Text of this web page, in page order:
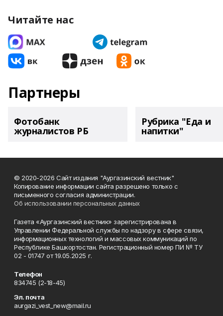
Читайте нас
Партнеры
Фотобанк
журналистов РБ
Рубрика "Еда и
напитки"
© 2020-2026 Сайт издания "Аургазинский вестник"
Копирование информации сайта разрешено только с
письменного согласия администрации.
Об использовании персональных данных
Газета «Аургазинский вестник» зарегистрирована в
Управлении Федеральной службы по надзору в сфере связи,
информационных технологий и массовых коммуникаций по
Республике Башкортостан. Регистрационный номер ПИ № ТУ
02 - 01747 от 19.05.2025 г.
Телефон
834745 (2-18-45)
Эл. почта
aurgazi_vest_new@mail.ru